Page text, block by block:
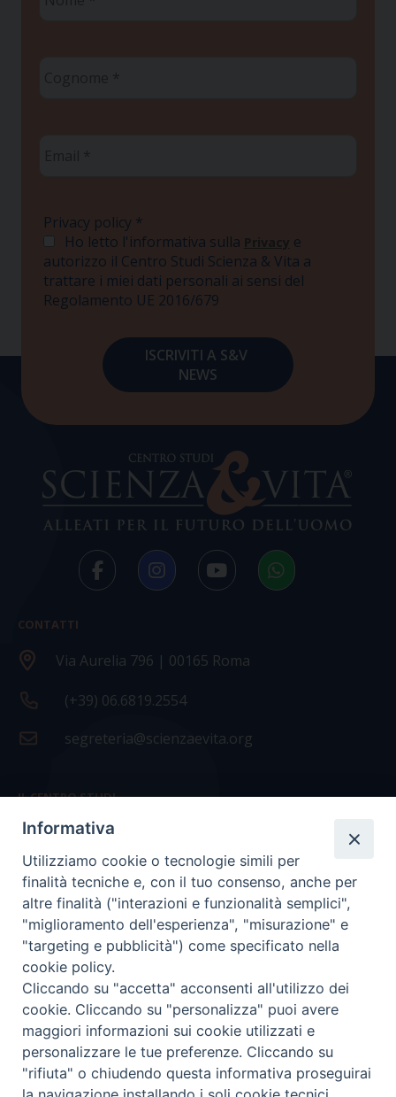
Privacy policy *
Ho letto l'informativa sulla Privacy e
autorizzo il Centro Studi Scienza & Vita a
trattare i miei dati personali ai sensi del
Regolamento UE 2016/679
CONTATTI
Via Aurelia 796 | 00165 Roma
(+39) 06.6819.2554
segreteria@scienzaevita.org
IL CENTRO STUDI
La nostra storia
Statuto
Presidenza e ufficio presidenza
Consiglio scientifico
Coordinamento nazionale
COPYRIGHT Scienza & Vita - C.F96600690588- Tutti i
Informativa
Utilizziamo cookie o tecnologie simili per
finalità tecniche e, con il tuo consenso, anche per
altre finalità ("interazioni e funzionalità semplici",
"miglioramento dell'esperienza", "misurazione" e
"targeting e pubblicità") come specificato nella
cookie policy.
Cliccando su "accetta" acconsenti all'utilizzo dei
cookie. Cliccando su "personalizza" puoi avere
maggiori informazioni sui cookie utilizzati e
personalizzare le tue preferenze. Cliccando su
"rifiuta" o chiudendo questa informativa proseguirai